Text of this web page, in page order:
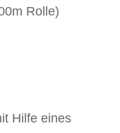
Rolle)
Hilfe eines